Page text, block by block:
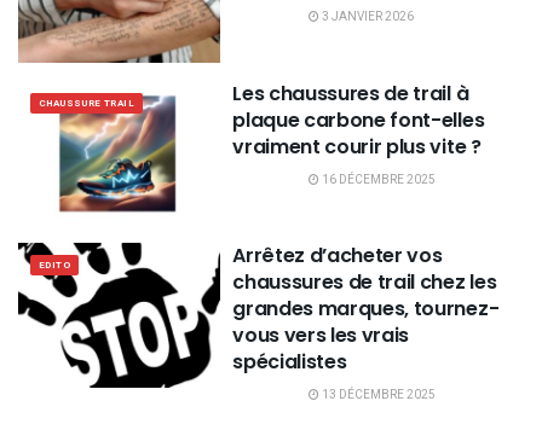
3 JANVIER 2026
CHAUSSURE TRAIL
Les chaussures de trail à
plaque carbone font-elles
vraiment courir plus vite ?
16 DÉCEMBRE 2025
EDITO
Arrêtez d’acheter vos
chaussures de trail chez les
grandes marques, tournez-
vous vers les vrais
spécialistes
13 DÉCEMBRE 2025